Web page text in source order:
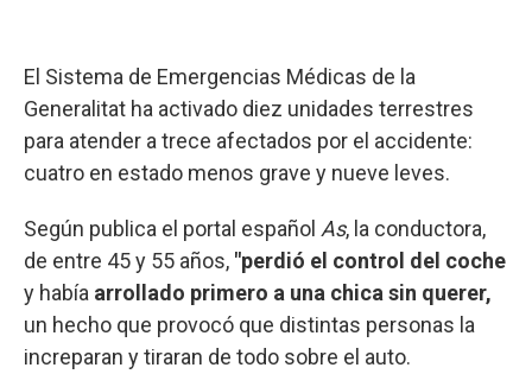
El Sistema de Emergencias Médicas de la
Generalitat ha activado diez unidades terrestres
para atender a trece afectados por el accidente:
cuatro en estado menos grave y nueve leves.
Según publica el portal español As, la conductora,
de entre 45 y 55 años, "perdió el control del coche
y había arrollado primero a una chica sin querer,
un hecho que provocó que distintas personas la
increparan y tiraran de todo sobre el auto.